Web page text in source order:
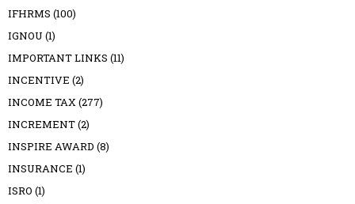
IFHRMS (100)
IGNOU (1)
IMPORTANT LINKS (11)
INCENTIVE (2)
INCOME TAX(277)
INCREMENT(2)
INSPIRE AWARD (8)
INSURANCE (1)
ISRO (1)